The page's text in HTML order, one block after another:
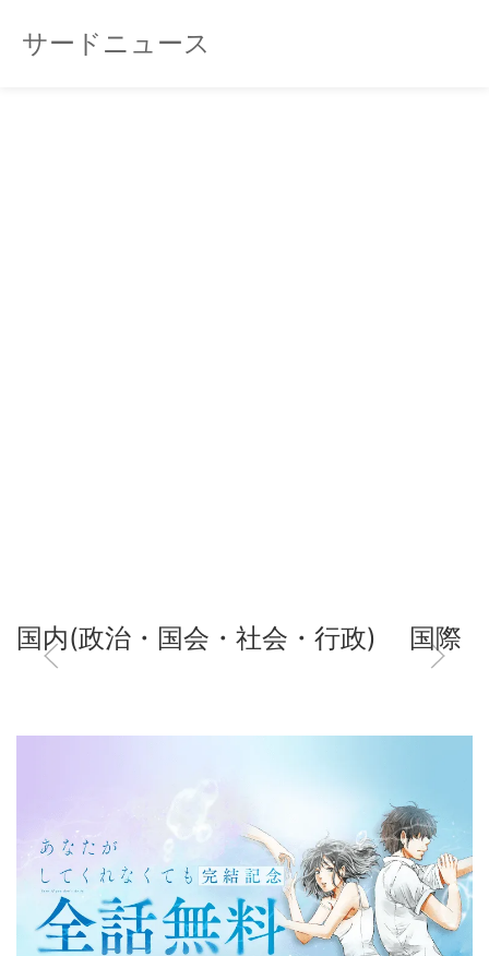
サードニュース
国内(政治・国会・社会・行政) 国際